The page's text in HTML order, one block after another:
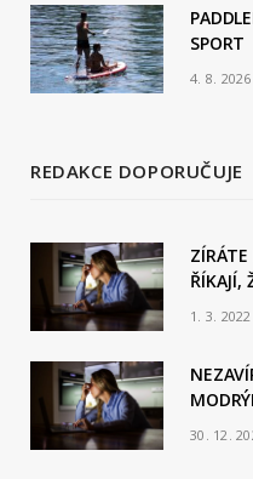
SPORT
4. 8. 2026
REDAKCE DOPORUČUJE
ŘÍKAJÍ,
1. 3. 2022
30. 12.